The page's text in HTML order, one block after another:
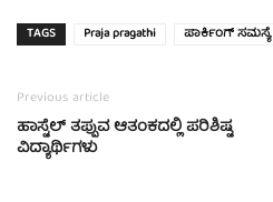
TAGS Praja pragathi ಪಾರ್ಕಿಂಗ್ ಸಮಸ್ಯೆ
Previous article
ಹಾಸ್ಟೆಲ್ ತಪ್ಪುವ ಆತಂಕದಲ್ಲಿ ಪರಿಶಿಷ್ಟ
ವಿದ್ಯಾರ್ಥಿಗಳು